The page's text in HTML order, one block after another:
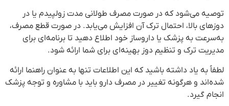
توصیه می‌شود که در صورت مصرف طولانی مدت زولپیدم یا در
دوزهای بالا، احتمال ترک آن افزایش می‌یابد. در صورت قطع مصرف،
به‌سرعت به پزشک یا داروساز خود اطلاع دهید تا برنامه‌ای برای
مدیریت ترک و تنظیم دوز بهینه‌ای برای شما ارائه شود.
لطفاً به یاد داشته باشید که این اطلاعات تنها به عنوان راهنما ارائه
شده‌اند و هرگونه تغییر در مصرف دارو باید با مشاوره و توجه پزشک
انجام گیرد.